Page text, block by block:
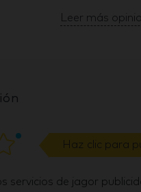
Leer más
Haz clic para
servicios de jagor